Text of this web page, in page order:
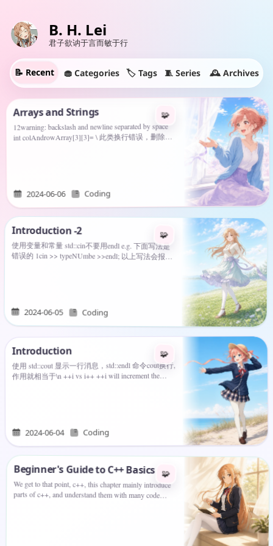
B. H. Lei
君子欲讷于言而敏于行
📝 Recent 🧁 Categories 🏷️ Tags 🧵 Series 🕰️ Archives
🧩
Arrays and Strings
12warning: backslash and newline separated by space
int colAndrowArray[3][3]= \ 此类换行错误，删除反
2024-06-06 Coding
🧩
Introduction -2
使用变量和常量 std::cin不要用endl e.g. 下面写法是
错误的 1cin >> typeNUmbe >>endl; 以上写法会报
2024-06-05 Coding
🧩
Introduction
使用 std::cout 显示一行消息，std::endl 命令cout换行,
作用就相当于\n ++i vs i++ ++i will increment the
2024-06-04 Coding
🧩
Beginner's Guide to C++ Basics
We get to that point, c++, this chapter mainly introduce
parts of c++, and understand them with many code